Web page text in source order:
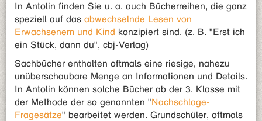
In Antolin finden Sie u. a. auch Bücherreihen, die ganz
speziell auf das abwechselnde Lesen von
Erwachsenem und Kind konzipiert sind. (z. B. "Erst ich
ein Stück, dann du", cbj-Verlag)
Sachbücher enthalten oftmals eine riesige, nahezu
unüberschaubare Menge an Informationen und Details.
In Antolin können solche Bücher ab der 3. Klasse mit
der Methode der so genannten "Nachschlage-
Fragesätze" bearbeitet werden. Grundschüler, oftmals